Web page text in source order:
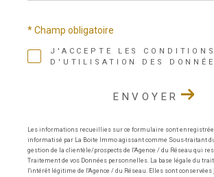
J'ACCEPTE LES CONDITIONS
D'UTILISATION DES
* Champ obligatoire
ENVOYER
Les informations recueillies sur ce formulaire sont
informatisé par La Boite Immo agissant comme Sous-traitant
gestion de la clientèle/prospects de l'Agence / du Réseau qui
Traitement de vos Données personnelles. La base légale du
l'intérêt légitime de l'Agence / du Réseau. Elles sont conservées